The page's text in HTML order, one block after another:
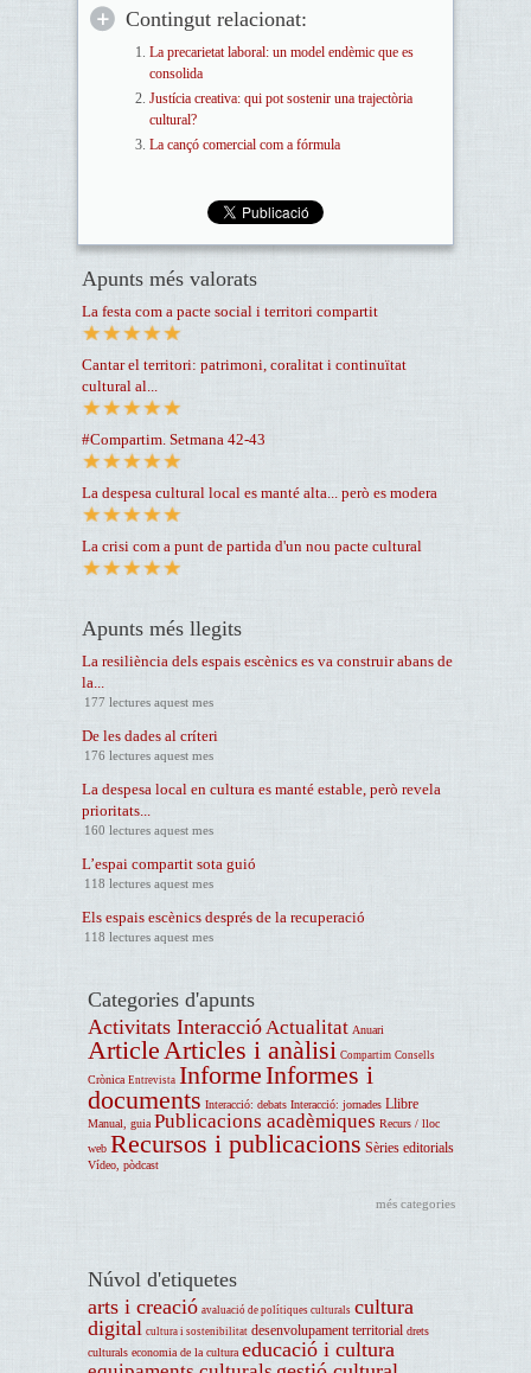
Contingut relacionat:
La precarietat laboral: un model endèmic que es
consolida
Justícia creativa: qui pot sostenir una trajectòria
cultural?
La cançó comercial com a fórmula
Apunts més valorats
La festa com a pacte social i territori compartit
Cantar el territori: patrimoni, coralitat i continuïtat
cultural al...
#Compartim. Setmana 42-43
La despesa cultural local es manté alta... però es modera
La crisi com a punt de partida d'un nou pacte cultural
Apunts més llegits
La resiliència dels espais escènics es va construir abans de
la...
177 lectures aquest mes
De les dades al críteri
176 lectures aquest mes
La despesa local en cultura es manté estable, però revela
prioritats...
160 lectures aquest mes
L’espai compartit sota guió
118 lectures aquest mes
Els espais escènics després de la recuperació
118 lectures aquest mes
Categories d'apunts
Activitats Interacció Actualitat Anuari
Article Articles i anàlisi Compartim Consells
Crònica Entrevista InformeInformes i
documents Interacció: debats Interacció: jornades Llibre
Manual, guia Publicacions acadèmiques Recurs / lloc
web Recursos i publicacions Sèries editorials
Vídeo, pòdcast
més categories
Núvol d'etiquetes
arts i creació avaluació de polítiques culturals cultura
digital cultura i sostenibilitat desenvolupament territorial drets
culturals economia de la cultura educació i cultura